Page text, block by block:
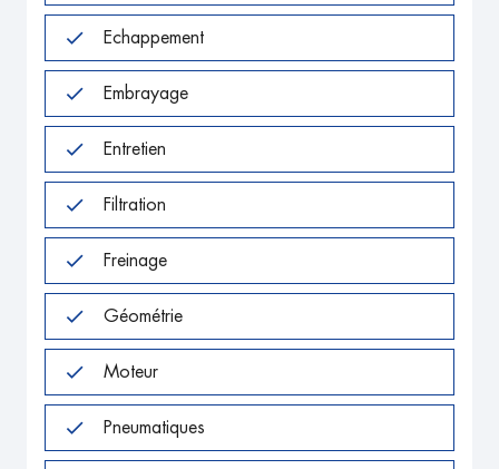
Echappement
Embrayage
Entretien
Filtration
Freinage
Géométrie
Moteur
Pneumatiques